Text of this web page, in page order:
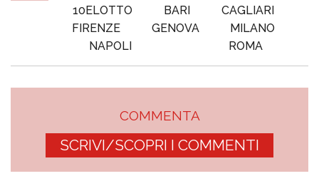
10ELOTTO
BARI
CAGLIARI
FIRENZE
GENOVA
MILANO
NAPOLI
ROMA
COMMENTA
SCRIVI/SCOPRI I COMMENTI